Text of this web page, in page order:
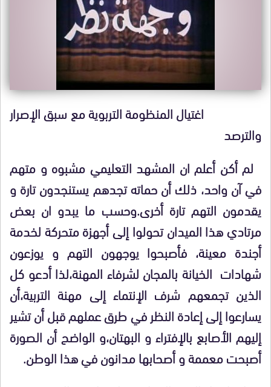
اغتيال المنظومة التربوية مع سبق الإصرار
والترصد
لم أكن أعلم ان المشهد التعليمي مشبوه و متهم
في آن واحد، ذلك أن حماته تجدهم يستنجدون تارة و
يقدمون التهم تارة أخرى.وحسب ما يبدو ان بعض
مرتادي هذا الميدان تحولوا إلى أجهزة متحركة لخدمة
أجندة معينة، فأصبحوا يوجهون التهم و يوزعون
شهادات الخيانة بالمجان لشرفاء المهنة،لذا أدعو كل
الذين تجمعهم شرف الإنتماء إلى مهنة التربية،أن
يسارعوا إلى إعادة النظر في طرق عملهم قبل أن تشير
إليهم الأصابع بالإفتراء و البهتان،و الواضح أن الصورة
أصبحت معممة و أصحابها مدانون في هذا الوطن.